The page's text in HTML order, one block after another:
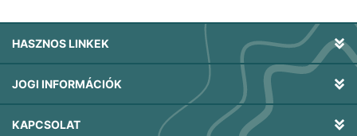
HASZNOS LINKEK
JOGI INFORMÁCIÓK
KAPCSOLAT